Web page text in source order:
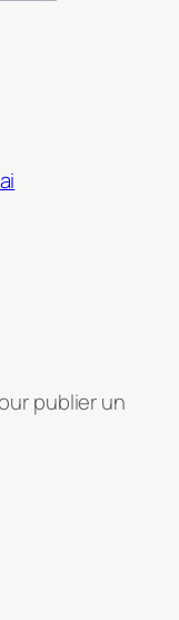
publier un